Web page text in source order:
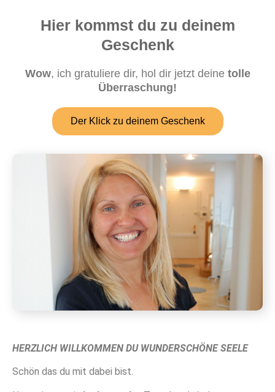
Hier kommst du zu deinem
Geschenk
Wow, ich gratuliere dir, hol dir jetzt deine tolle
Überraschung!
Der Klick zu deinem Geschenk
HERZLICH WILLKOMMEN DU WUNDERSCHÖNE SEELE
Schön das du mit dabei bist.